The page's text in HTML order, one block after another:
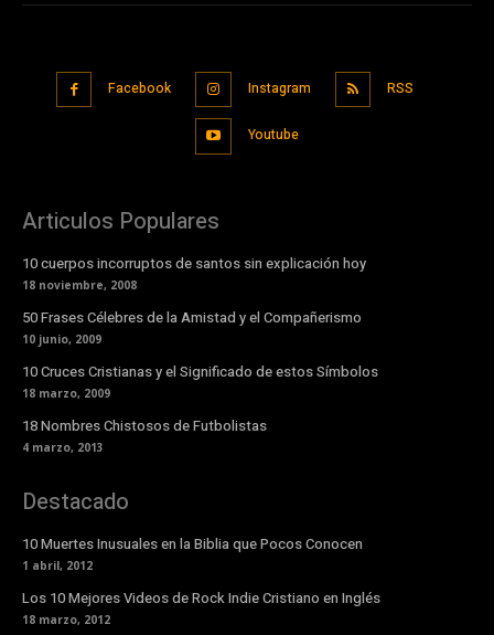
Facebook Instagram RSS
Youtube
Articulos Populares
10 cuerpos incorruptos de santos sin explicación hoy
18 noviembre, 2008
50 Frases Célebres de la Amistad y el Compañerismo
10 junio, 2009
10 Cruces Cristianas y el Significado de estos Símbolos
18 marzo, 2009
18 Nombres Chistosos de Futbolistas
4 marzo, 2013
Destacado
10 Muertes Inusuales en la Biblia que Pocos Conocen
1 abril, 2012
Los 10 Mejores Videos de Rock Indie Cristiano en Inglés
18 marzo, 2012